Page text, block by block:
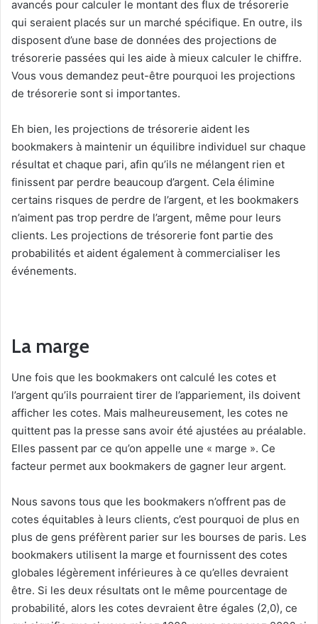
avancés pour calculer le montant des flux de trésorerie
qui seraient placés sur un marché spécifique. En outre, ils
disposent d’une base de données des projections de
trésorerie passées qui les aide à mieux calculer le chiffre.
Vous vous demandez peut-être pourquoi les projections
de trésorerie sont si importantes.
Eh bien, les projections de trésorerie aident les
bookmakers à maintenir un équilibre individuel sur chaque
résultat et chaque pari, afin qu’ils ne mélangent rien et
finissent par perdre beaucoup d’argent. Cela élimine
certains risques de perdre de l’argent, et les bookmakers
n’aiment pas trop perdre de l’argent, même pour leurs
clients. Les projections de trésorerie font partie des
probabilités et aident également à commercialiser les
événements.
La marge
Une fois que les bookmakers ont calculé les cotes et
l’argent qu’ils pourraient tirer de l’appariement, ils doivent
afficher les cotes. Mais malheureusement, les cotes ne
quittent pas la presse sans avoir été ajustées au préalable.
Elles passent par ce qu’on appelle une « marge ». Ce
facteur permet aux bookmakers de gagner leur argent.
Nous savons tous que les bookmakers n’offrent pas de
cotes équitables à leurs clients, c’est pourquoi de plus en
plus de gens préfèrent parier sur les bourses de paris. Les
bookmakers utilisent la marge et fournissent des cotes
globales légèrement inférieures à ce qu’elles devraient
être. Si les deux résultats ont le même pourcentage de
probabilité, alors les cotes devraient être égales (2,0), ce